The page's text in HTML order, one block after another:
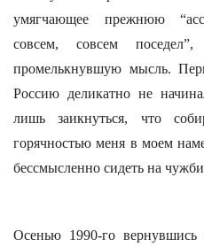
умягчающее прежнюю
совсем, совсем
промелькнувшую мысль.
Россию деликатно не
лишь заикнуться, что
горячностью меня в моем
бессмысленно сидеть на
Осенью 1990-го